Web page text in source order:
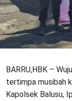
BARRU,HBK –
tertimpa musibah
Kapolsek Balusu,